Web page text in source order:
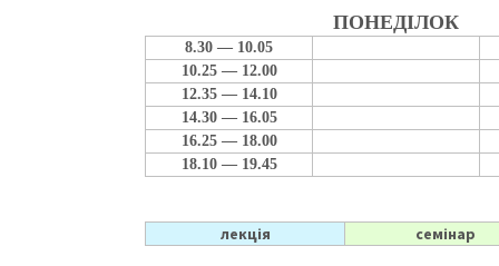
ПОНЕДІЛОК
8.30 — 10.05
10.25 — 12.00
12.35 — 14.10
14.30 — 16.05
16.25 — 18.00
18.10 — 19.45
лекція семінар